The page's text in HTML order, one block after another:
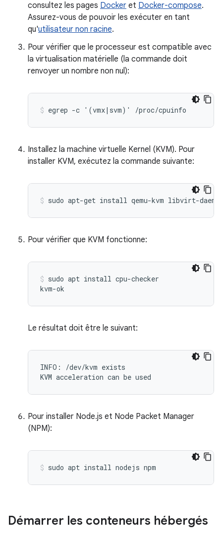
consultez les pages Docker et Docker-compose.
Assurez-vous de pouvoir les exécuter en tant
qu'utilisateur non racine.
Pour vérifier que le processeur est compatible avec
la virtualisation matérielle (la commande doit
renvoyer un nombre non nul):
Installez la machine virtuelle Kernel (KVM). Pour
installer KVM, exécutez la commande suivante:
Pour vérifier que KVM fonctionne:
sudo apt install cpu-checker
Le résultat doit être le suivant:
INFO: /dev/kvm exists
KVM acceleration can be used
Pour installer Node.js et Node Packet Manager
(NPM):
Démarrer les conteneurs hébergés